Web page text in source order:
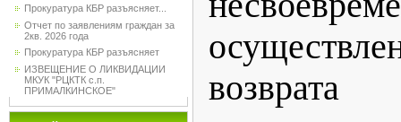
Прокуратура КБР разъясняет...
Отчет по заявлениям граждан за
2кв. 2026 года
Прокуратура КБР разъясняет
ИЗВЕЩЕНИЕ О ЛИКВИДАЦИИ
МКУК "РЦКТК с.п.
ПРИМАЛКИНСКОЕ"